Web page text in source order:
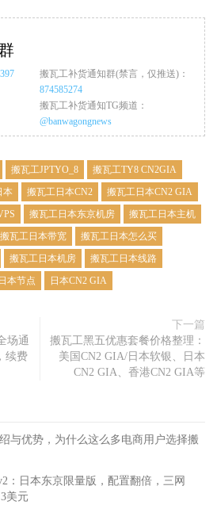
搬瓦工补货通知群(禁言，仅推送)：
874585274
搬瓦工补货通知TG频道：
@banwagongnews
搬瓦工JPTYO_8
搬瓦工TY8 CN2GIA
本 搬瓦工日本CN2
搬瓦工日本CN2 GIA
搬瓦工日本东京机房
搬瓦工日本主机
搬瓦工日本带宽
搬瓦工日本怎么买
搬瓦工日本机房
搬瓦工日本线路
本节点
日本CN2 GIA
场通
续费
下一篇
搬瓦工黑五优惠套餐价格整理：
美国CN2 GIA/日本软银、日本
CN2 GIA、香港CN2 GIA等
与优势，为什么这么多电商用户选择搬
：日本东京限量版，配置翻倍，三网
美元